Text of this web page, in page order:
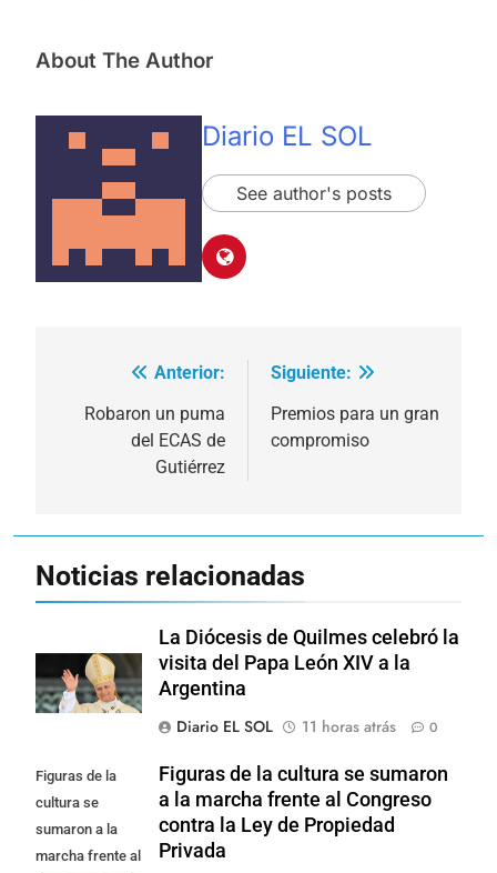
About The Author
Diario EL SOL
See author's posts
Navegación
de
entradas
Anterior:
Robaron un puma
del ECAS de
Gutiérrez
Siguiente:
Premios para un gran
compromiso
Noticias relacionadas
La Diócesis de Quilmes celebró la
visita del Papa León XIV a la
Argentina
Diario EL SOL
11 horas atrás 0
Figuras de la
cultura se
sumaron a la
marcha frente al
Figuras de la cultura se sumaron
a la marcha frente al Congreso
contra la Ley de Propiedad
Privada